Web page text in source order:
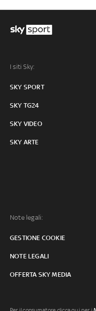
I siti Sky:
SKY SPORT
SKY TG24
SKY VIDEO
SKY ARTE
Note legali:
GESTIONE COOKIE
NOTE LEGALI
OFFERTA SKY MEDIA